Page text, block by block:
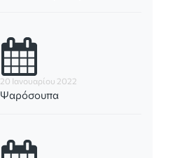
20 Ιανουαρίου 2022
Ψαρόσουπα